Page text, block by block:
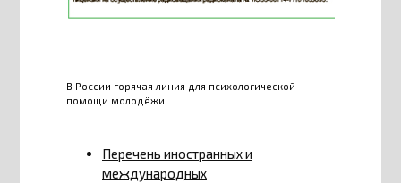
В России горячая линия для психологической
помощи молодёжи
Перечень иностранных и
международных